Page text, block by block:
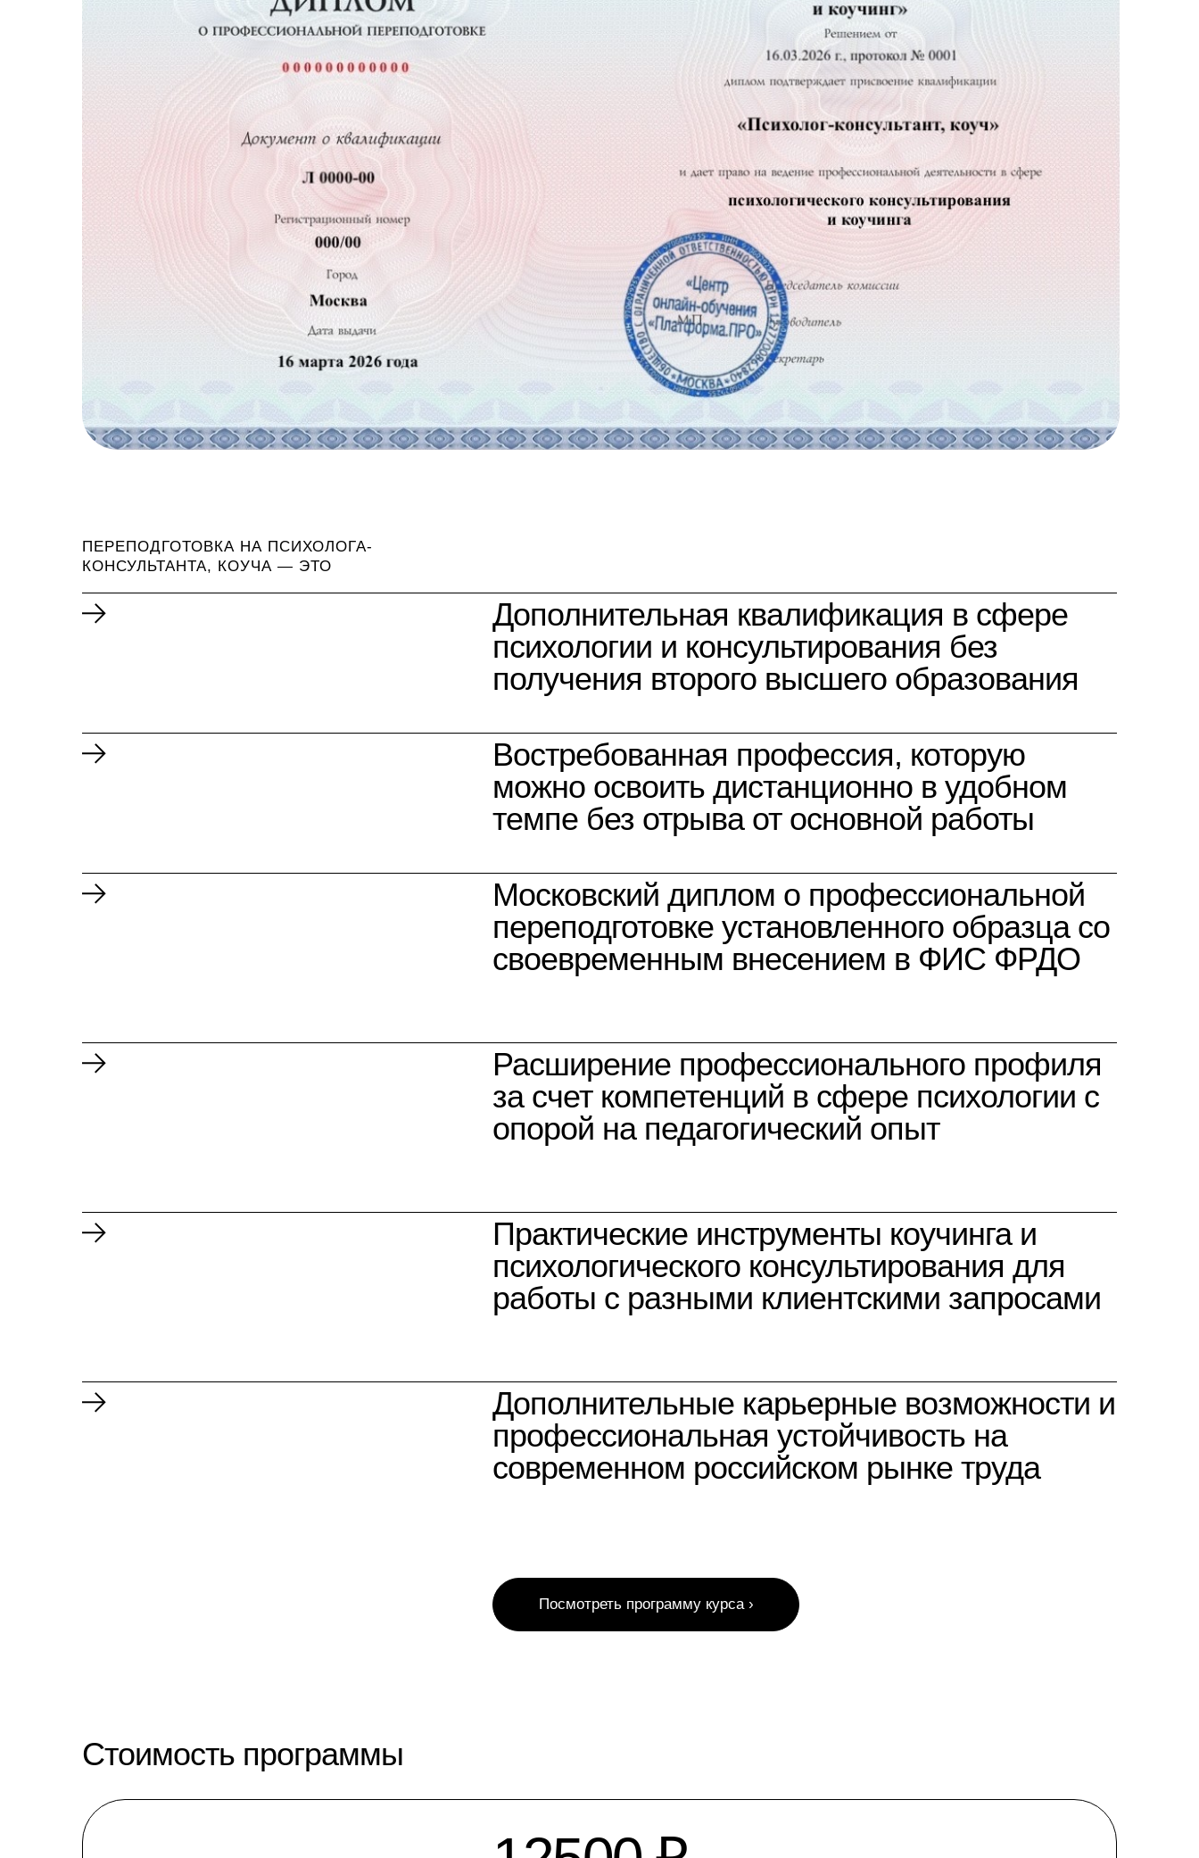
Дополнительная квалификация в сфере
психологии и консультирования без
получения второго высшего образования
ПЕРЕПОДГОТОВКА НА ПСИХОЛОГА-
КОНСУЛЬТАНТА, КОУЧА — ЭТО
Востребованная профессия, которую
можно освоить дистанционно в удобном
темпе без отрыва от основной работы
Московский диплом о профессиональной
переподготовке установленного образца со
своевременным внесением в ФИС ФРДО
Расширение профессионального профиля
за счет компетенций в сфере психологии с
опорой на педагогический опыт
Посмотреть программу курса ›
Дополнительные карьерные возможности и
профессиональная устойчивость на
современном российском рынке труда
Практические инструменты коучинга и
психологического консультирования для
работы с разными клиентскими запросами
Стоимость программы